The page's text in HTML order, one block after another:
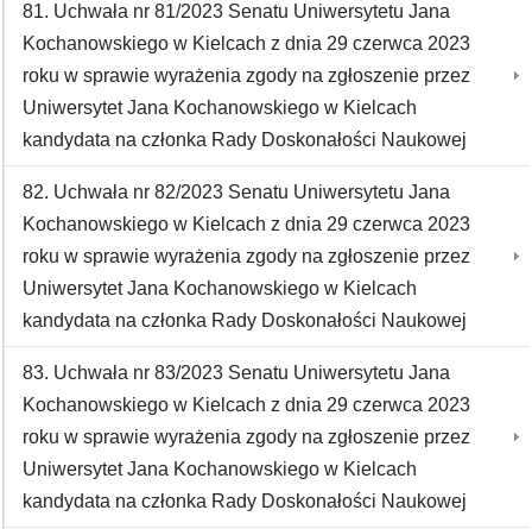
81. Uchwała nr 81/2023 Senatu Uniwersytetu Jana
Kochanowskiego w Kielcach z dnia 29 czerwca 2023
roku w sprawie wyrażenia zgody na zgłoszenie przez
Uniwersytet Jana Kochanowskiego w Kielcach
kandydata na członka Rady Doskonałości Naukowej
82. Uchwała nr 82/2023 Senatu Uniwersytetu Jana
Kochanowskiego w Kielcach z dnia 29 czerwca 2023
roku w sprawie wyrażenia zgody na zgłoszenie przez
Uniwersytet Jana Kochanowskiego w Kielcach
kandydata na członka Rady Doskonałości Naukowej
83. Uchwała nr 83/2023 Senatu Uniwersytetu Jana
Kochanowskiego w Kielcach z dnia 29 czerwca 2023
roku w sprawie wyrażenia zgody na zgłoszenie przez
Uniwersytet Jana Kochanowskiego w Kielcach
kandydata na członka Rady Doskonałości Naukowej